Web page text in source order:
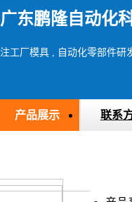
广东鹏隆自动化
注工厂模具 , 自动化零部件研
产品展示 联系